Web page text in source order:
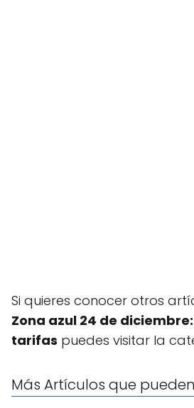
Si quieres conocer otros
Zona azul 24 de
tarifas puedes visitar la
Más Artículos que